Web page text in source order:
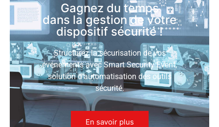
Gagnez du temps
dans la gestion de votre
dispositif sécurité !
Structurez la sécurisation de vos
événements avec Smart Security Event,
solution d’automatisation des outils
sécurité.
En savoir plus